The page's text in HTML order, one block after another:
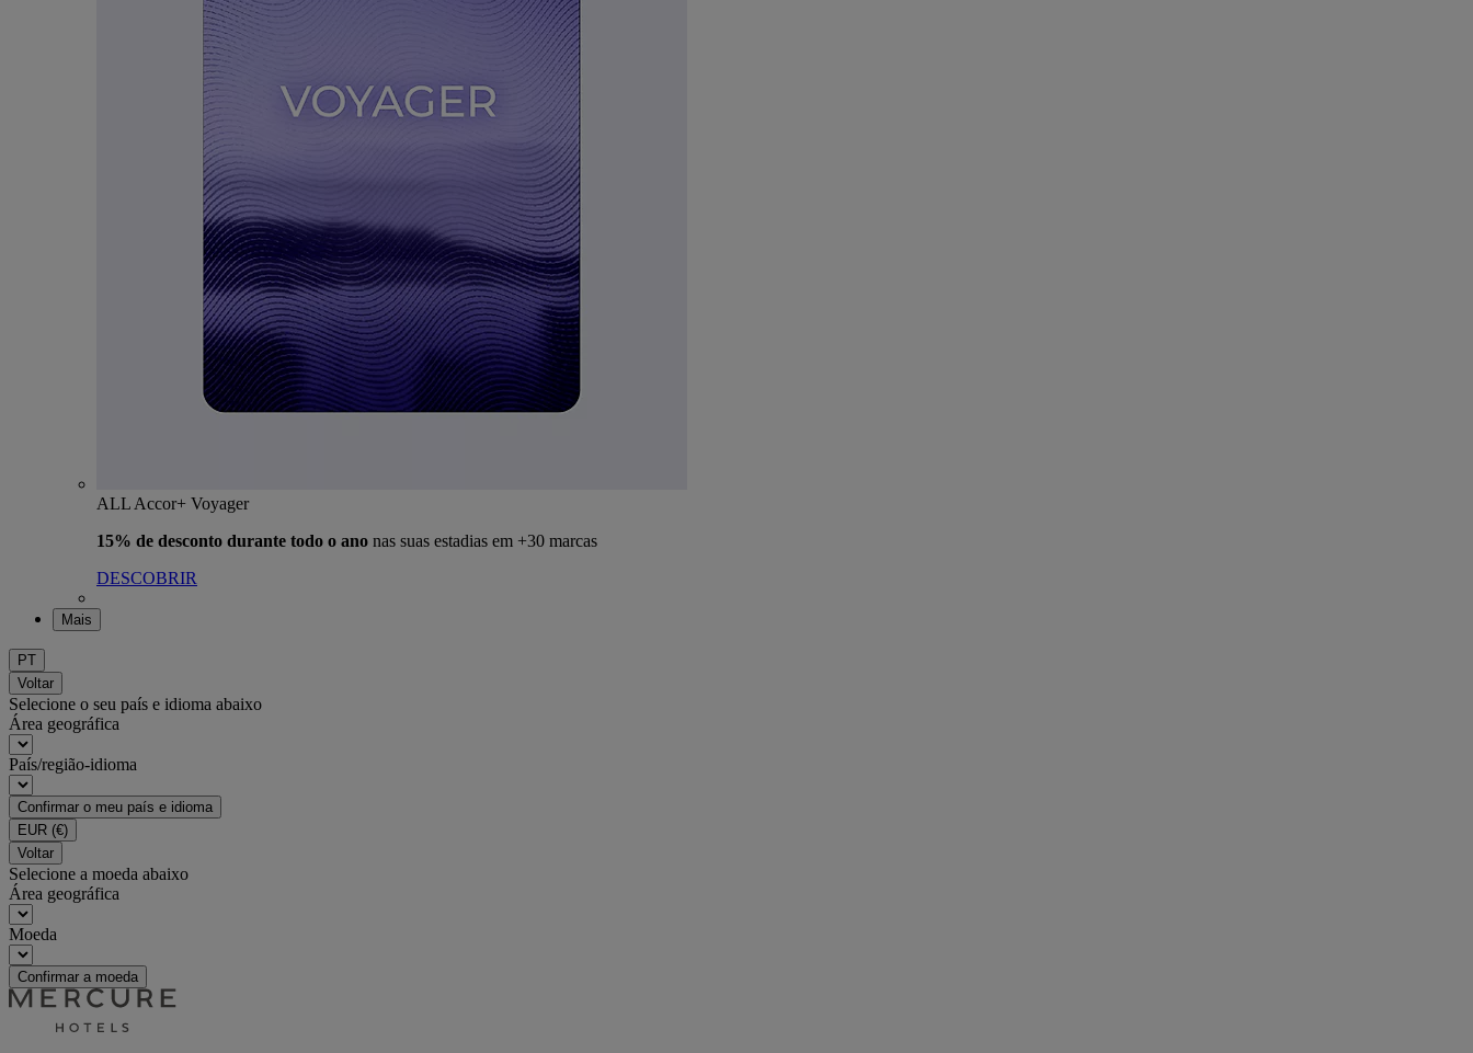
ALL Accor+ Voyager
15% de desconto durante todo o ano nas suas estadias em +30 marcas
DESCOBRIR
Mais
PT
Voltar
Selecione o seu país e idioma abaixo
Área geográfica
País/região-idioma
Confirmar o meu país e idioma
EUR (€)
Voltar
Selecione a moeda abaixo
Área geográfica
Moeda
Confirmar a moeda